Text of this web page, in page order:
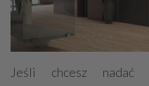
Jeśli chcesz nadać